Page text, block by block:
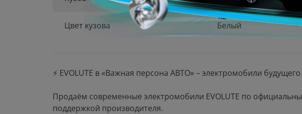
Цвет кузова Белый
⚡ EVOLUTE в «Важная персона АВТО» – электромобили будущего
Продаём современные электромобили EVOLUTE по
поддержкой производителя.